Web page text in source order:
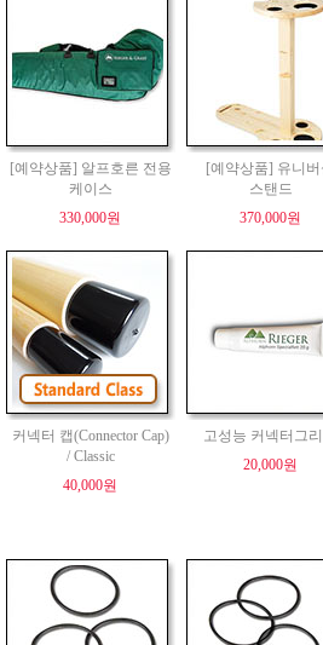
[예약상품] 알프호른 전용
케이스
330,000원
[예약상품] 유니버
스탠드
370,000원
커넥터 캡(Connector Cap)
/ Classic
40,000원
고성능 커넥터그
20,000원